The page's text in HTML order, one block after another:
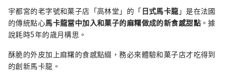
宇都宮的老字號和菓子店「高林堂」的「日式馬卡龍 」是在法國
的傳統點心馬卡龍當中加入和菓子的麻糬做成的新食感甜點。據
說耗時5年的歳月構思。
酥脆的外皮加上麻糬的食感點綴，務必來體驗和菓子店才吃得到
的創新馬卡龍。